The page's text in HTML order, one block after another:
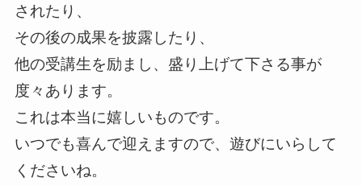
されたり、
その後の成果を披露したり、
他の受講生を励まし、盛り上げて下さる事が
度々あります。
これは本当に嬉しいものです。
いつでも喜んで迎えますので、遊びにいらして
くださいね。